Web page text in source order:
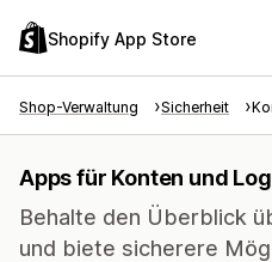
Shopify App Store
Shop-Verwaltung Sicherheit
Apps für Konten und
Behalte den Überblick
und biete sicherere